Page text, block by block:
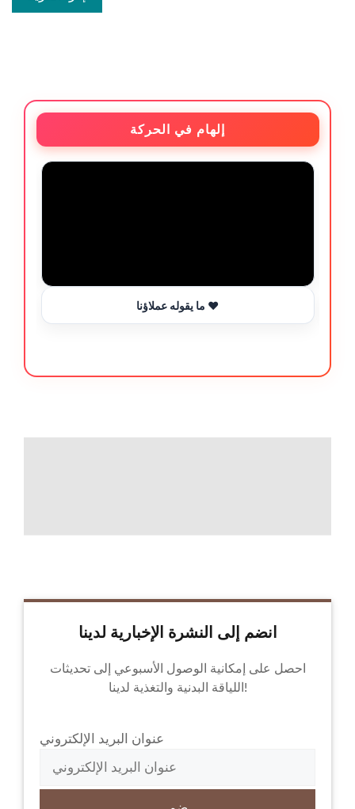
إلهام في الحركة
ما يقوله عملاؤنا ❤️
انضم إلى النشرة الإخبارية لدينا
احصل على إمكانية الوصول الأسبوعي إلى تحديثات
اللياقة البدنية والتغذية لدينا!
عنوان البريد الإلكتروني